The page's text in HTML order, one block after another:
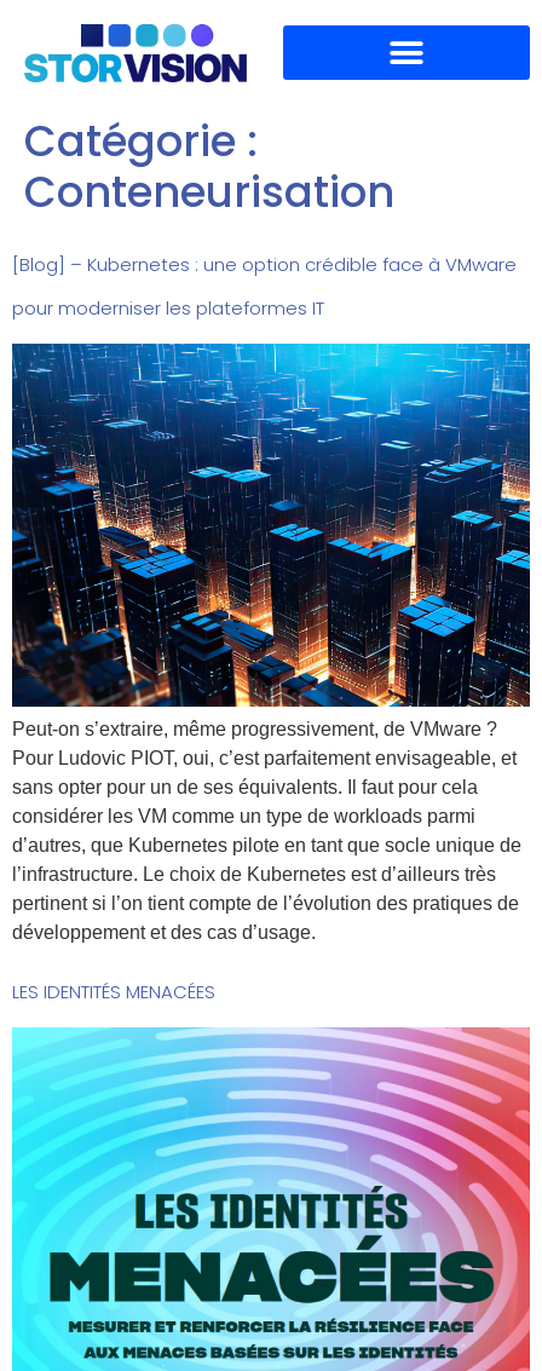
Catégorie :
Conteneurisation
[Blog] – Kubernetes : une option crédible face à VMware
pour moderniser les plateformes IT
Peut-on s’extraire, même progressivement, de VMware ?
Pour Ludovic PIOT, oui, c’est parfaitement envisageable, et
sans opter pour un de ses équivalents. Il faut pour cela
considérer les VM comme un type de workloads parmi
d’autres, que Kubernetes pilote en tant que socle unique de
l’infrastructure. Le choix de Kubernetes est d’ailleurs très
pertinent si l’on tient compte de l’évolution des pratiques de
développement et des cas d’usage.
LES IDENTITÉS MENACÉES